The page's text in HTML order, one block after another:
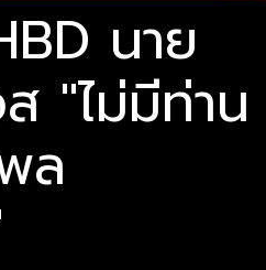
นาย
"ไม่มีท่าน
ล